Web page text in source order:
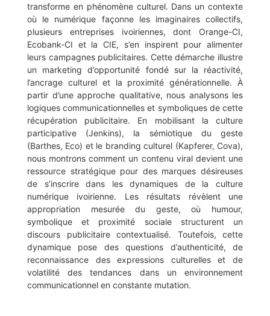
transforme en phénomène culturel. Dans un contexte
où le numérique façonne les imaginaires collectifs,
plusieurs entreprises ivoiriennes, dont Orange-CI,
Ecobank-CI et la CIE, s’en inspirent pour alimenter
leurs campagnes publicitaires. Cette démarche illustre
un marketing d’opportunité fondé sur la réactivité,
l’ancrage culturel et la proximité générationnelle. À
partir d’une approche qualitative, nous analysons les
logiques communicationnelles et symboliques de cette
récupération publicitaire. En mobilisant la culture
participative (Jenkins), la sémiotique du geste
(Barthes, Eco) et le branding culturel (Kapferer, Cova),
nous montrons comment un contenu viral devient une
ressource stratégique pour des marques désireuses
de s’inscrire dans les dynamiques de la culture
numérique ivoirienne. Les résultats révèlent une
appropriation mesurée du geste, où humour,
symbolique et proximité sociale structurent un
discours publicitaire contextualisé. Toutefois, cette
dynamique pose des questions d’authenticité, de
reconnaissance des expressions culturelles et de
volatilité des tendances dans un environnement
communicationnel en constante mutation.